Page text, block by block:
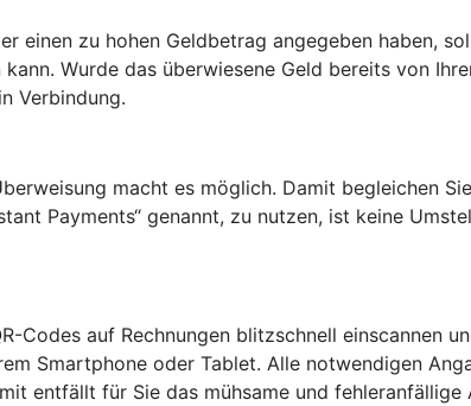
einen zu hohen Geldbetrag angegeben haben,
Wurde das überwiesene Geld bereits von
Verbindung.
macht es möglich. Damit begleichen
Payments“ genannt, zu nutzen, ist keine
Codes auf Rechnungen blitzschnell einscannen
Smartphone oder Tablet. Alle notwendigen
entfällt für Sie das mühsame und